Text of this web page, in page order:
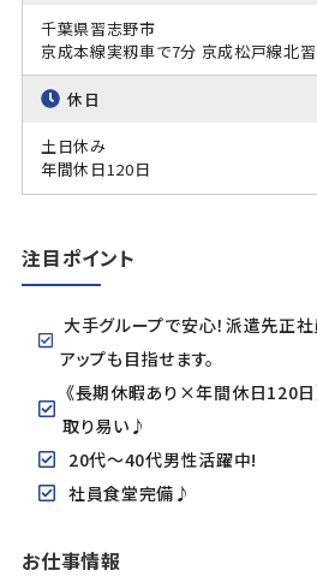
千葉県習志野市
京成本線実籾車で7分 京成松戸線北
休日
土日休み
年間休日120日
注目ポイント
大手グループで安心！派遣先正
アップも目指せます。
《長期休暇あり×年間休日120日
取り易い♪
20代～40代男性活躍中!
社員食堂完備♪
お仕事情報